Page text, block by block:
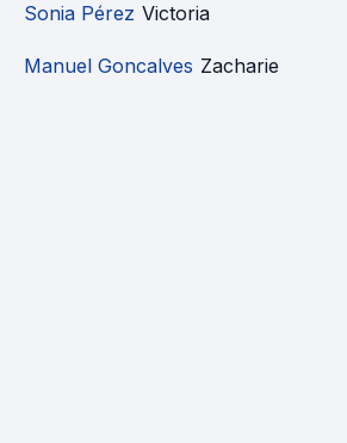
Sonia Pérez Victoria
Manuel Goncalves Zacharie